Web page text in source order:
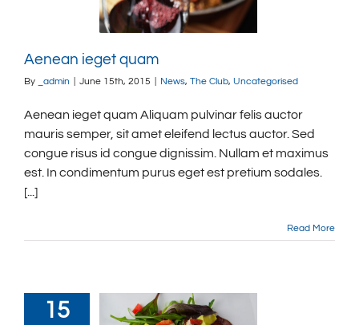
Aenean ieget quam
By _admin June 15th, 2015 News, The Club, Uncategorised
Aenean ieget quam Aliquam pulvinar felis auctor
mauris semper, sit amet eleifend lectus auctor. Sed
congue risus id congue dignissim. Nullam et maximus
est. In condimentum purus eget est pretium sodales.
[...]
Read More
15